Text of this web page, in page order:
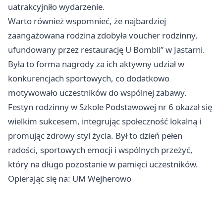
uatrakcyjniło wydarzenie.
Warto również wspomnieć, że najbardziej
zaangażowana rodzina zdobyła voucher rodzinny,
ufundowany przez restaurację U Bombli” w Jastarni.
Była to forma nagrody za ich aktywny udział w
konkurencjach sportowych, co dodatkowo
motywowało uczestników do wspólnej zabawy.
Festyn rodzinny w Szkole Podstawowej nr 6 okazał się
wielkim sukcesem, integrując społeczność lokalną i
promując zdrowy styl życia. Był to dzień pełen
radości, sportowych emocji i wspólnych przeżyć,
który na długo pozostanie w pamięci uczestników.
Opierając się na: UM Wejherowo